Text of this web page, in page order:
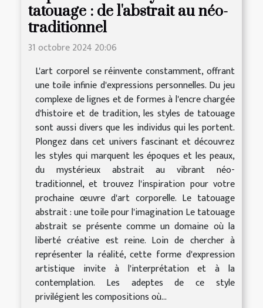
tatouage : de l'abstrait au néo-
traditionnel
31 octobre 2024 20:06
L'art corporel se réinvente constamment, offrant
une toile infinie d'expressions personnelles. Du jeu
complexe de lignes et de formes à l'encre chargée
d'histoire et de tradition, les styles de tatouage
sont aussi divers que les individus qui les portent.
Plongez dans cet univers fascinant et découvrez
les styles qui marquent les époques et les peaux,
du mystérieux abstrait au vibrant néo-
traditionnel, et trouvez l'inspiration pour votre
prochaine œuvre d'art corporelle. Le tatouage
abstrait : une toile pour l'imagination Le tatouage
abstrait se présente comme un domaine où la
liberté créative est reine. Loin de chercher à
représenter la réalité, cette forme d'expression
artistique invite à l'interprétation et à la
contemplation. Les adeptes de ce style
privilégient les compositions où...